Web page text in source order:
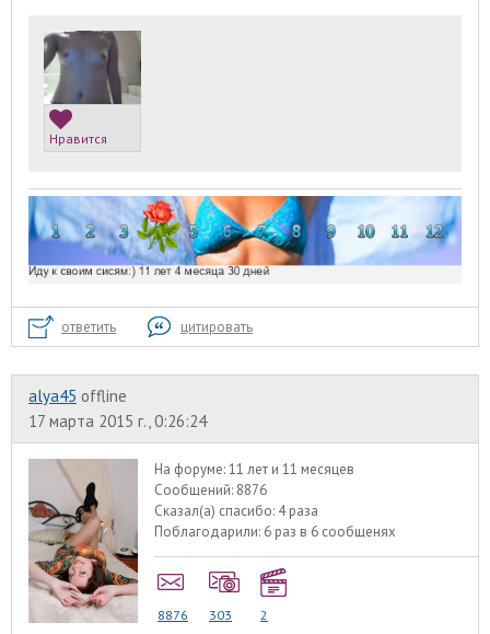
Нравится
ответить цитировать
alyа45 offline
17 марта 2015 г., 0:26:24
На форуме:11 лет и 11 месяцев
Сообщений: 8876
Сказал(а) спасибо: 4 раза
Поблагодарили: 6 раз в 6 сообщенях
8876 303 2